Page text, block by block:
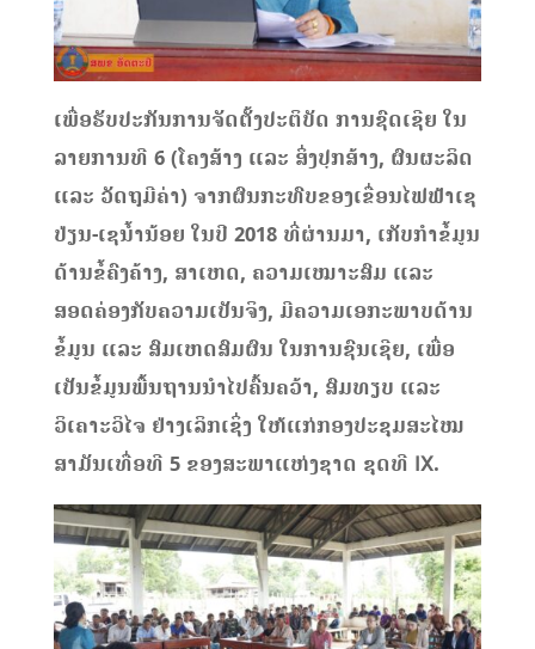
ເພື່ອຮັບປະກັນການຈັດຕັ້ງປະຕິບັດ ການຊົດເຊີຍ ໃນ
ລາຍການທີ 6 (ໂຄງສ້າງ ແລະ ສິ່ງປຸກສ້າງ, ຜົນຜະລິດ
ແລະ ວັດຖຸມີຄ່າ) ຈາກຜົນກະທົບຂອງເຂື່ອນໄຟຟ້າເຊ
ປ່ຽນ-ເຊນໍ້ານ້ອຍ ໃນປີ 2018 ທີ່ຜ່ານມາ, ເກັບກໍາຂໍ້ມູນ
ດ້ານຂໍ້ຄົງຄ້າງ, ສາເຫດ, ຄວາມເໝາະສົມ ແລະ
ສອດຄ່ອງກັບຄວາມເປັນຈິງ, ມີຄວາມເອກະພາບດ້ານ
ຂໍ້ມູນ ແລະ ສົມເຫດສົມຜົນ ໃນການຊົນເຊີຍ, ເພື່ອ
ເປັນຂໍ້ມູນພື້ນຖານນໍາໄປຄົ້ນຄວ້າ, ສົມທຽບ ແລະ
ວິເຄາະວິໄຈ ຢ່າງເລິກເຊິ່ງ ໃຫ້ແກ່ກອງປະຊຸມສະໄໝ
ສາມັນເທື່ອທີ 5 ຂອງສະພາແຫ່ງຊາດ ຊຸດທີ IX.